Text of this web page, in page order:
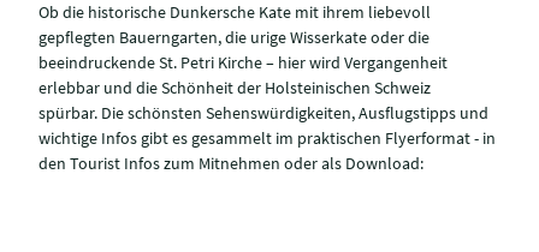
Ob die historische Dunkersche Kate mit ihrem liebevoll
gepflegten Bauerngarten, die urige Wisserkate oder die
beeindruckende St. Petri Kirche – hier wird Vergangenheit
erlebbar und die Schönheit der Holsteinischen Schweiz
spürbar. Die schönsten Sehenswürdigkeiten, Ausflugstipps und
wichtige Infos gibt es gesammelt im praktischen Flyerformat - in
den Tourist Infos zum Mitnehmen oder als Download: